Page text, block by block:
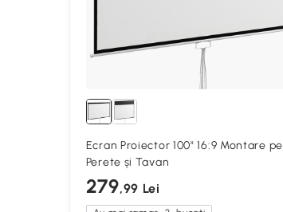
Ecran Proiector 100" 16:9 Montare pe
Perete și Tavan
279,99 Lei